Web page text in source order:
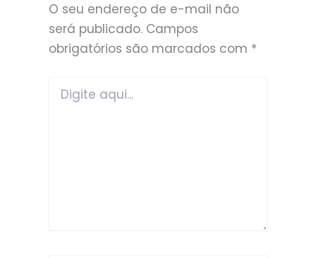
O seu endereço de e-mail não
será publicado. Campos
obrigatórios são marcados com *
aqui...